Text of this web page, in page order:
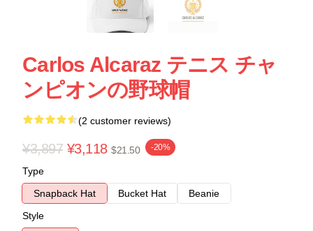
Carlos Alcaraz テニス チャ
ンピオンの野球帽
(2 customer reviews)
¥3,897 ¥3,118 $21.50 -20%
Type
Snapback Hat
Bucket Hat
Beanie
Style